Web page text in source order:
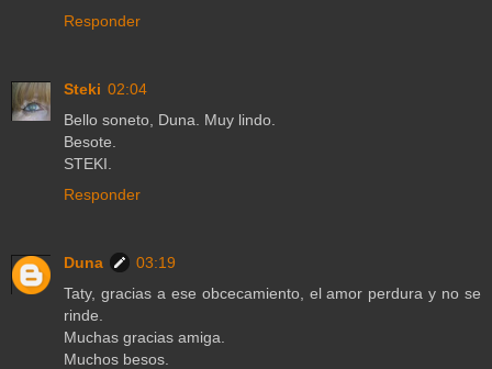
Responder
Steki 02:04
Bello soneto, Duna. Muy lindo.
Besote.
STEKI.
Responder
Duna
03:19
Taty, gracias a ese obcecamiento, el amor perdura y no se
rinde.
Muchas gracias amiga.
Muchos besos.